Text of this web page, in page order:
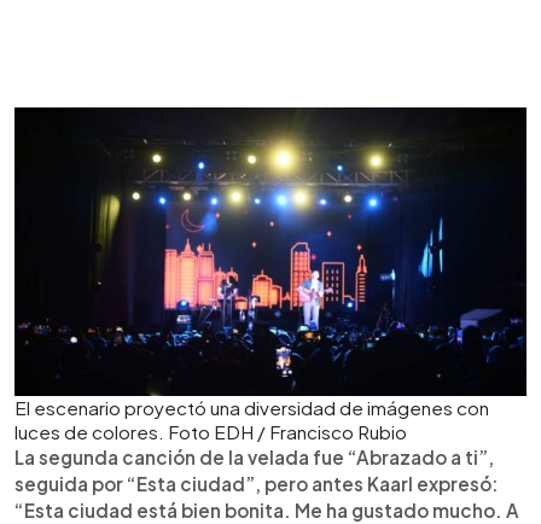
El escenario proyectó una diversidad de imágenes con
luces de colores. Foto EDH / Francisco Rubio
La segunda canción de la velada fue “Abrazado a ti”,
seguida por “Esta ciudad”, pero antes Kaarl expresó:
“Esta ciudad está bien bonita. Me ha gustado mucho. A